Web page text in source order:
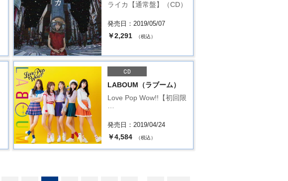
ライカ【通常盤】（CD）
発売日：2019/05/07
￥2,291 （税込）
LABOUM（ラブーム）
Love Pop Wow!!【初回限
発売日：2019/04/24
￥4,584 （税込）